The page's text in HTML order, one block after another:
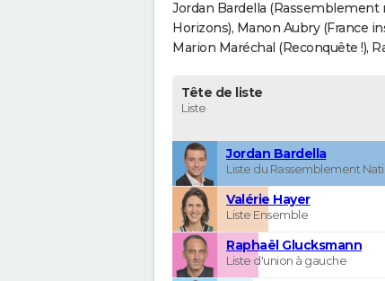
Jordan Bardella (Rassemblement
Horizons), Manon Aubry (France
Marion Maréchal (Reconquête !),
Tête de liste
Liste
Jordan Bardella
Liste du Rassemblement
Valérie Hayer
Liste Ensemble
Raphaël Glucksmann
Liste d'union à gauche